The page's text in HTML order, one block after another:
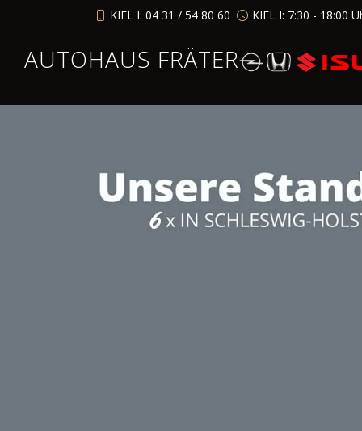
KIEL I: 04 31 / 54 80 60 KIEL I: 7:30 - 18:00
AUTOHAUS FRÄTER